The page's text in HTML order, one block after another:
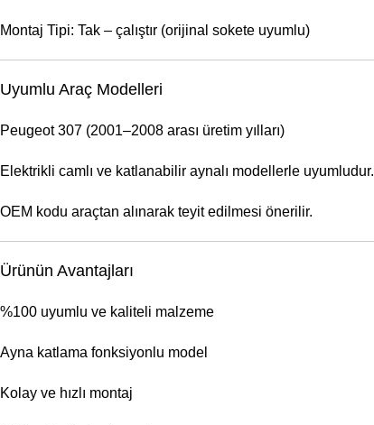
Montaj Tipi: Tak – çalıştır (orijinal sokete uyumlu)
Uyumlu Araç Modelleri
Peugeot 307 (2001–2008 arası üretim yılları)
Elektrikli camlı ve katlanabilir aynalı modellerle uyumludur.
OEM kodu araçtan alınarak teyit edilmesi önerilir.
Ürünün Avantajları
%100 uyumlu ve kaliteli malzeme
Ayna katlama fonksiyonlu model
Kolay ve hızlı montaj